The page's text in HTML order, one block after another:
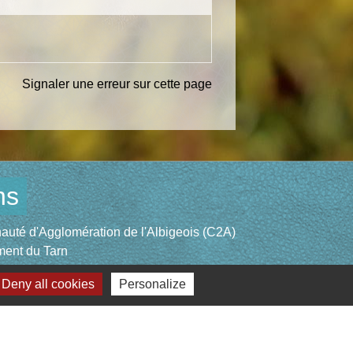
Signaler une erreur sur cette page
d'Agglomération de l'Albigeois (C2A)
du Tarn
du Tarn
Deny all cookies Personalize